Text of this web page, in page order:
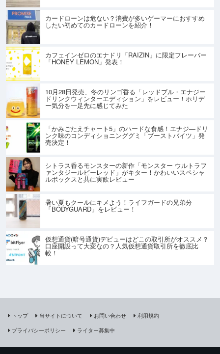
カードローンは危ない？消費が多いゲーマーにおすすめ
したい初めてのカードローンを紹介！
カフェインゼロのエナドリ「RAIZIN」に限定フレーバー
「HONEY LEMON」発表！
10月28日発売、冬のリンゴ香る「レッドブル・エナジー
ドリンクウィンターエディション」をレビュー！ホリデ
ー気分を一足先に感じてみた
「かみごたえチャート5」のハードな食感！エナジ―ドリ
ンク味のコンディショニンググミ「ブーストバイツ」発
売決定！
シトラス香るモンスターの新作「モンスター ウルトラフ
ァンタジールビーレッド」がキター！かわいいスペシャ
ルボックスと共に実飲レビュー
暑い夏もクールにキメよう！ライフガードの兄弟分
「BODYGUARD」をレビュー！
仮想通貨(暗号通貨)デビューはどこの取引所がオススメ？
口座開設って大変なの？人気仮想通貨取引所を徹底比
較！
トップ 当サイトについて お問い合わせ
利用規約
プライバシーポリシー
ライター募集中